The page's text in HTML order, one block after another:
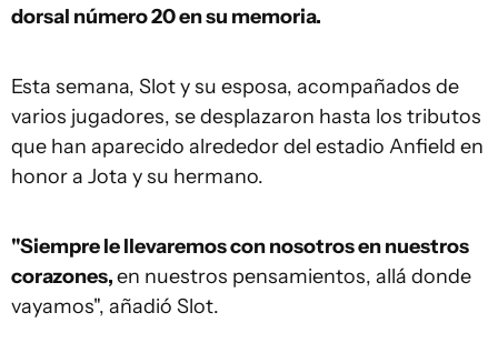
dorsal número 20 en su memoria.
Esta semana, Slot y su esposa, acompañados de
varios jugadores, se desplazaron hasta los tributos
que han aparecido alrededor del estadio Anfield en
honor a Jota y su hermano.
"Siempre le llevaremos con nosotros en nuestros
corazones,en nuestros pensamientos, allá donde
vayamos", añadió Slot.